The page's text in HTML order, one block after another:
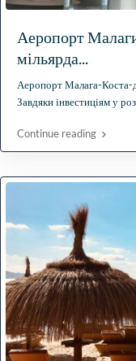
Аеропорт
мільярда...
Аеропорт Малага-Коста-
Завдяки інвестиціям у
Continue reading